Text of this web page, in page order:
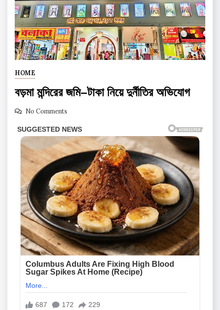
HOME
বড়মা মন্দিরের জমি–টাকা নিয়ে দুর্নীতির অভিযোগ
No Comments